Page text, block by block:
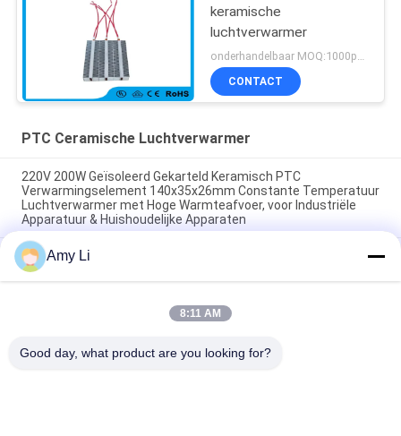
keramische
luchtverwarmer
onderhandelbaar MOQ:1000pcs
CONTACT
PTC Ceramische Luchtverwarmer
220V 200W Geïsoleerd Gekarteld Keramisch PTC
Verwarmingselement 140x35x26mm Constante Temperatuur
Luchtverwarmer met Hoge Warmteafvoer, voor Industriële
Apparatuur & Huishoudelijke Apparaten
Ruimte Energiebesparing PTC Auto ventilator
Luchtverwarmer constante temperatuur Verwarming
Luchtverwarming Element Veilig thuis
48V 200w 75x76x26mm ptc keramische luchtventilator
Amy Li
8:11 AM
Good day, what product are you looking for?